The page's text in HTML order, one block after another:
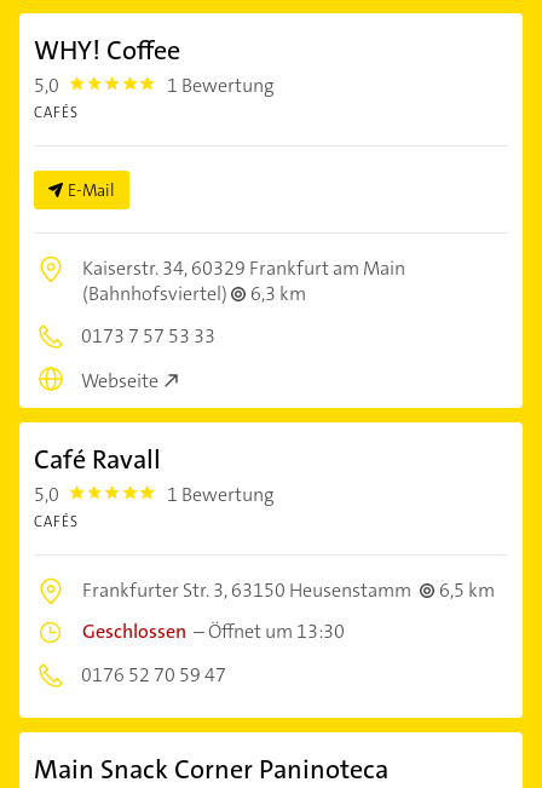
WHY! Coffee
5,0 5.0 1 Bewertung
CAFÉS
E-Mail
Kaiserstr. 34,60329 Frankfurt am Main
(Bahnhofsviertel)
6,3 km
0173 7 57 53 33
Webseite
Café Ravall
5,0 5.0 1 Bewertung
CAFÉS
Frankfurter Str. 3,63150 Heusenstamm
6,5 km
Geschlossen –Öffnet um 13:30
0176 52 70 59 47
Main Snack Corner Paninoteca